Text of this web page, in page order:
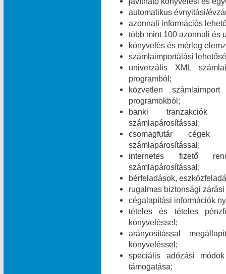
automatikus évnyitási/
azonnali információs
több mint 100 azonnali és
könyvelés és mérleg
számlaimportálási
univerzális XML
programból;
közvetlen
programokból;
banki tranzakciók
számlapárosítással;
csomagfutár cégek
számlapárosítással;
internetes fizető
számlapárosítással;
bérfeladások,
rugalmas biztonsági
cégalapítási információk
tételes és tételes
könyveléssel;
arányosítással
könyveléssel;
speciális adózási
támogatása;